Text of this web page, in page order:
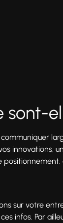
sont-
innovations,
positionnement,
sur votre
infos. Par